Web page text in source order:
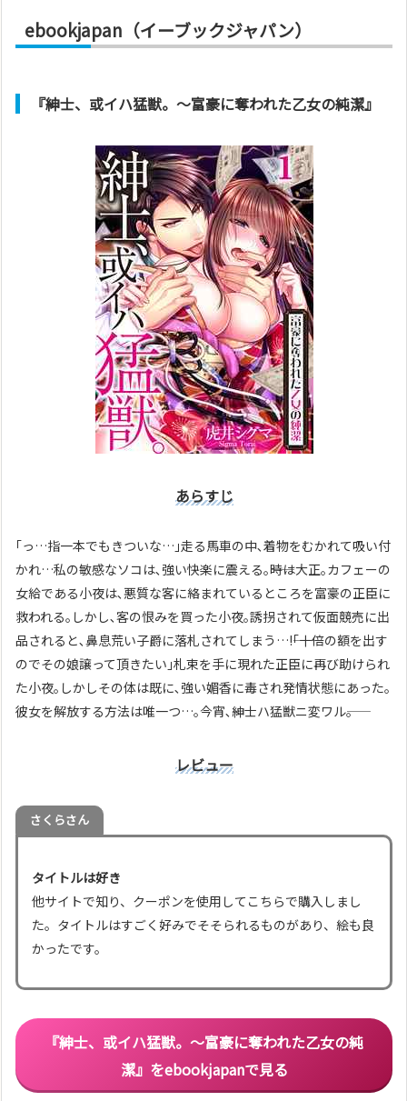
ebookjapan（イーブックジャパン）
『紳士、或イハ猛獣。～富豪に奪われた乙女の純潔』
あらすじ
｢っ…指一本でもきついな…｣走る馬車の中､着物をむかれて吸い付
かれ…私の敏感なソコは､強い快楽に震える｡――時は大正｡カフェーの
女給である小夜は､悪質な客に絡まれているところを富豪の正臣に
救われる｡しかし､客の恨みを買った小夜｡誘拐されて仮面競売に出
品されると､鼻息荒い子爵に落札されてしまう…!――｢十倍の額を出す
のでその娘譲って頂きたい｣札束を手に現れた正臣に再び助けられ
た小夜｡しかしその体は既に､強い媚香に毒され発情状態にあった｡
彼女を解放する方法は唯一つ…｡今宵､紳士ハ猛獣ニ変ワル――｡
レビュー
さくらさん
タイトルは好き
他サイトで知り、クーポンを使用してこちらで購入しまし
た。タイトルはすごく好みでそそられるものがあり、絵も良
かったです。
『紳士、或イハ猛獣。～富豪に奪われた乙女の純
潔』 をebookjapanで見る